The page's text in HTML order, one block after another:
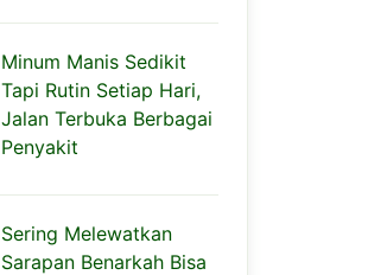
Minum Manis Sedikit
Tapi Rutin Setiap Hari,
Jalan Terbuka Berbagai
Penyakit
Sering Melewatkan
Sarapan Benarkah Bisa